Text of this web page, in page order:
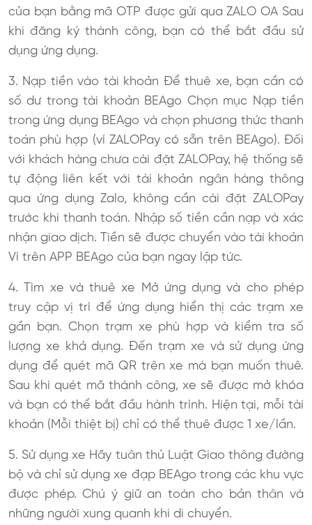
của bạn bằng mã OTP được gửi qua ZALO OA Sau
khi đăng ký thành công, bạn có thể bắt đầu sử
dụng ứng dụng.
3. Nạp tiền vào tài khoản Để thuê xe, bạn cần có
số dư trong tài khoản BEAgo Chọn mục Nạp tiền
trong ứng dụng BEAgo và chọn phương thức thanh
toán phù hợp (ví ZALOPay có sẵn trên BEAgo). Đối
với khách hàng chưa cài đặt ZALOPay, hệ thống sẽ
tự động liên kết với tài khoản ngân hàng thông
qua ứng dụng Zalo, không cần cài đặt ZALOPay
trước khi thanh toán. Nhập số tiền cần nạp và xác
nhận giao dịch. Tiền sẽ được chuyển vào tài khoản
Ví trên APP BEAgo của bạn ngay lập tức.
4. Tìm xe và thuê xe Mở ứng dụng và cho phép
truy cập vị trí để ứng dụng hiển thị các trạm xe
gần bạn. Chọn trạm xe phù hợp và kiểm tra số
lượng xe khả dụng. Đến trạm xe và sử dụng ứng
dụng để quét mã QR trên xe mà bạn muốn thuê.
Sau khi quét mã thành công, xe sẽ được mở khóa
và bạn có thể bắt đầu hành trình. Hiện tại, mỗi tài
khoản (Mỗi thiệt bị) chỉ có thể thuê được 1 xe/lần.
5. Sử dụng xe Hãy tuân thủ Luật Giao thông đường
bộ và chỉ sử dụng xe đạp BEAgo trong các khu vực
được phép. Chú ý giữ an toàn cho bản thân và
những người xung quanh khi di chuyển.